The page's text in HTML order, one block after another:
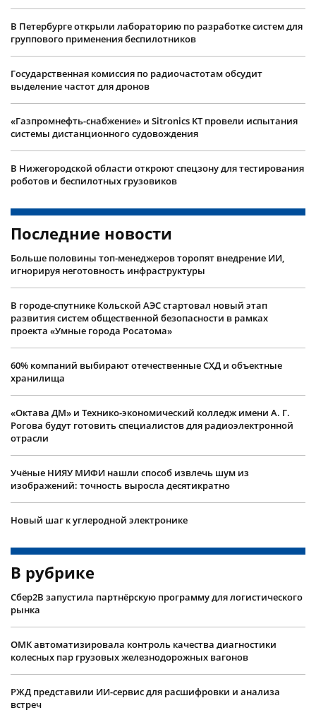
В Петербурге открыли лабораторию по разработке систем для
группового применения беспилотников
Государственная комиссия по радиочастотам обсудит
выделение частот для дронов
«Газпромнефть-снабжение» и Sitronics KT провели испытания
системы дистанционного судовождения
В Нижегородской области откроют спецзону для тестирования
роботов и беспилотных грузовиков
Последние новости
Больше половины топ-менеджеров торопят внедрение ИИ,
игнорируя неготовность инфраструктуры
В городе-спутнике Кольской АЭС стартовал новый этап
развития систем общественной безопасности в рамках
проекта «Умные города Росатома»
60% компаний выбирают отечественные СХД и объектные
хранилища
«Октава ДМ» и Технико-экономический колледж имени А. Г.
Рогова будут готовить специалистов для радиоэлектронной
отрасли
Учëные НИЯУ МИФИ нашли способ извлечь шум из
изображений: точность выросла десятикратно
Новый шаг к углеродной электронике
В рубрике
Сбер2B запустила партнёрскую программу для логистического
рынка
ОМК автоматизировала контроль качества диагностики
колесных пар грузовых железнодорожных вагонов
РЖД представили ИИ-сервис для расшифровки и анализа
встреч